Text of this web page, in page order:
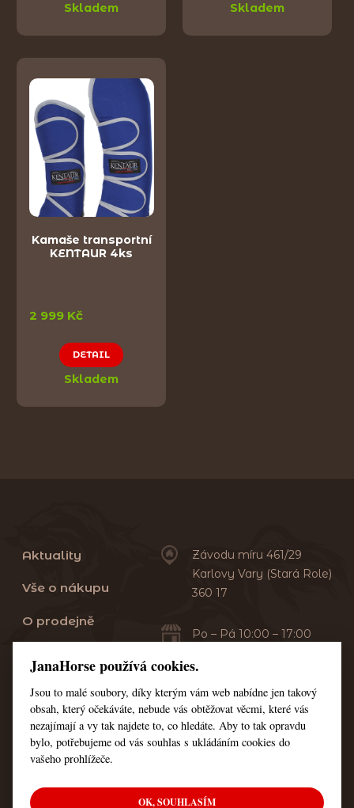
Skladem Skladem
Kamaše transportní
KENTAUR 4ks
2 999 Kč
DETAIL
Skladem
Aktuality
Vše o nákupu
O prodejně
Servis
Kontakt
Nastavení cookies
Závodu míru 461/29
Karlovy Vary (Stará Role)
360 17
Po – Pá 10:00 – 17:00
+420 353 549 410
+420 608 444 378
JanaHorse používá cookies.
Jsou to malé soubory, díky kterým vám web nabídne jen takový
obsah, který očekáváte, nebude vás obtěžovat věcmi, které vás
nezajímají a vy tak najdete to, co hledáte. Aby to tak opravdu
bylo, potřebujeme od vás souhlas s ukládáním cookies do
vašeho prohlížeče.
OK, SOUHLASÍM